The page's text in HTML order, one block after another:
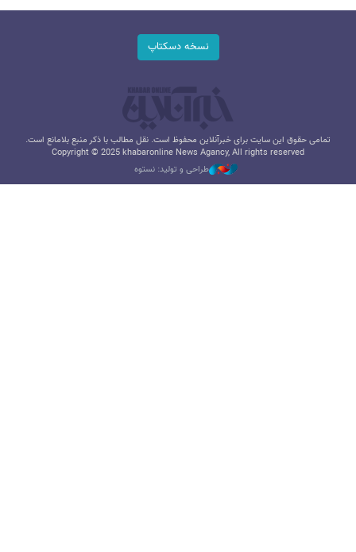
نسخه دسکتاپ
تمامی حقوق این سایت برای خبرآنلاین محفوظ است. نقل مطالب با ذکر منبع بلامانع است.
Copyright © 2025 khabaronline News Agancy, All rights reserved
طراحی و تولید: نستوه